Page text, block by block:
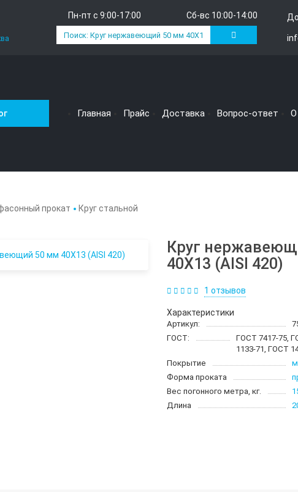
Пн-пт с 9:00-17:00 Сб-вс 10:00-14:00
Главная Прайс Доставка Вопрос-ответ О
прокат Круг стальной
Круг
40Х13 (AISI 420)
1 отзывов
Характеристики
Артикул:
ГОСТ:
ГОСТ 7417-75,
1133-71, ГОСТ
Покрытие
Форма проката
Вес погонного метра, кг.
Длина